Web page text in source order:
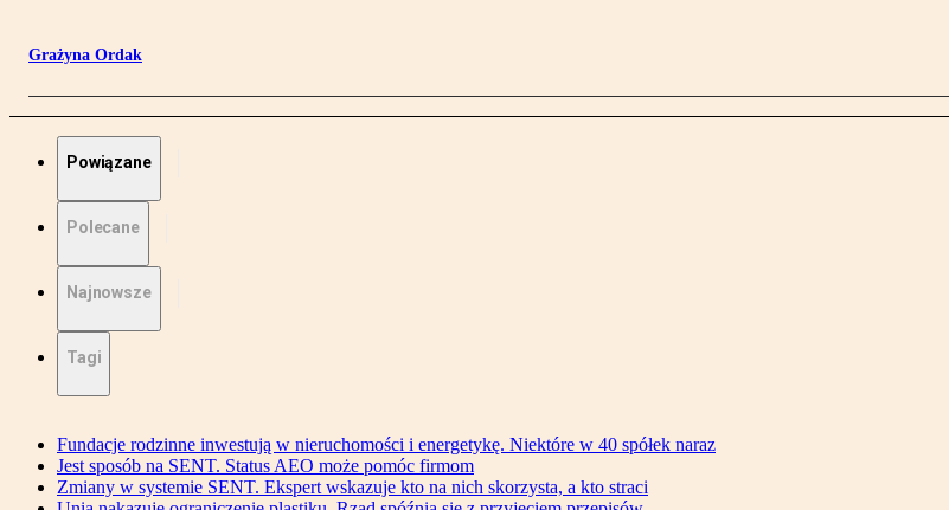
Grażyna Ordak
Powiązane
Polecane
Najnowsze
Tagi
Fundacje rodzinne inwestują w nieruchomości i energetykę. Niektóre w 40 spółek naraz
Jest sposób na SENT. Status AEO może pomóc firmom
Zmiany w systemie SENT. Ekspert wskazuje kto na nich skorzysta, a kto straci